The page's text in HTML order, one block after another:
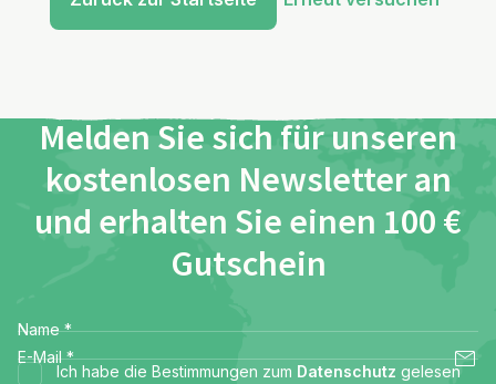
Melden Sie sich für unseren
kostenlosen Newsletter an
und erhalten Sie einen 100 €
Gutschein
Name *
E-Mail *
Ich habe die Bestimmungen zum Datenschutz gelesen